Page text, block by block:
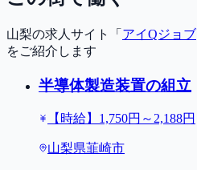
山梨の求人サイト「 アイQジョブ
をご紹介します
半導体製造装置の組立
【時給】1,750円～2,188円
山梨県韮崎市